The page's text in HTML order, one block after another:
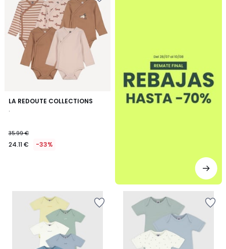
LA REDOUTE COLLECTIONS
.
35.99 €
24.11 € -33%